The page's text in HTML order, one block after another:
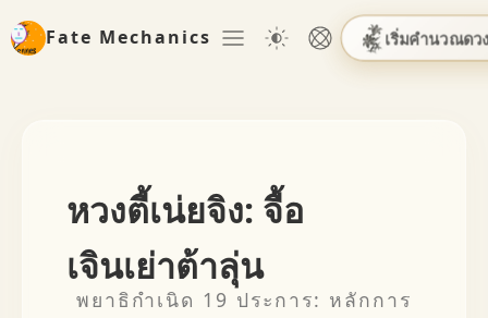
Fate Mechanics เริ่มคำนวณดว
หวงตี้เน่ยจิง: จื้อ
เจินเย่าต้าลุ่น
พยาธิกำเนิด 19 ประการ: หลักการ